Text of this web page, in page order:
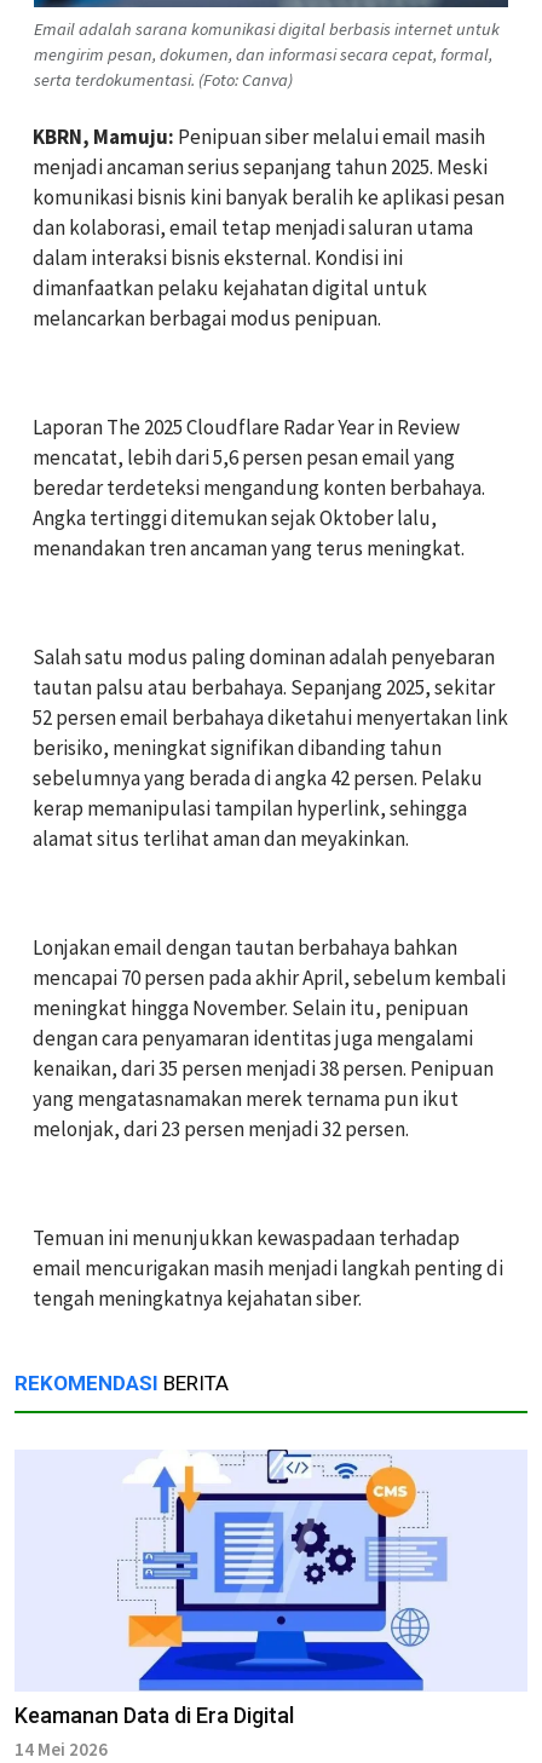
Email adalah sarana komunikasi digital berbasis internet untuk
mengirim pesan, dokumen, dan informasi secara cepat, formal,
serta terdokumentasi. (Foto: Canva)
KBRN, Mamuju: Penipuan siber melalui email masih
menjadi ancaman serius sepanjang tahun 2025. Meski
komunikasi bisnis kini banyak beralih ke aplikasi pesan
dan kolaborasi, email tetap menjadi saluran utama
dalam interaksi bisnis eksternal. Kondisi ini
dimanfaatkan pelaku kejahatan digital untuk
melancarkan berbagai modus penipuan.
‎Laporan The 2025 Cloudflare Radar Year in Review
mencatat, lebih dari 5,6 persen pesan email yang
beredar terdeteksi mengandung konten berbahaya.
Angka tertinggi ditemukan sejak Oktober lalu,
menandakan tren ancaman yang terus meningkat.
‎Salah satu modus paling dominan adalah penyebaran
tautan palsu atau berbahaya. Sepanjang 2025, sekitar
52 persen email berbahaya diketahui menyertakan link
berisiko, meningkat signifikan dibanding tahun
sebelumnya yang berada di angka 42 persen. Pelaku
kerap memanipulasi tampilan hyperlink, sehingga
alamat situs terlihat aman dan meyakinkan.
‎Lonjakan email dengan tautan berbahaya bahkan
mencapai 70 persen pada akhir April, sebelum kembali
meningkat hingga November. Selain itu, penipuan
dengan cara penyamaran identitas juga mengalami
kenaikan, dari 35 persen menjadi 38 persen. Penipuan
yang mengatasnamakan merek ternama pun ikut
melonjak, dari 23 persen menjadi 32 persen.
‎Temuan ini menunjukkan kewaspadaan terhadap
email mencurigakan masih menjadi langkah penting di
tengah meningkatnya kejahatan siber.
REKOMENDASI BERITA
Keamanan Data di Era Digital
14 Mei 2026